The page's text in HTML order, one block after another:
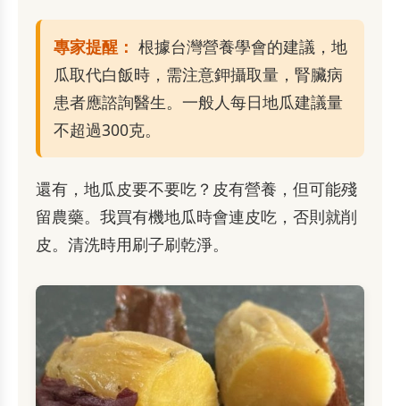
專家提醒： 根據台灣營養學會的建議，地
瓜取代白飯時，需注意鉀攝取量，腎臟病
患者應諮詢醫生。一般人每日地瓜建議量
不超過300克。
還有，地瓜皮要不要吃？皮有營養，但可能殘
留農藥。我買有機地瓜時會連皮吃，否則就削
皮。清洗時用刷子刷乾淨。